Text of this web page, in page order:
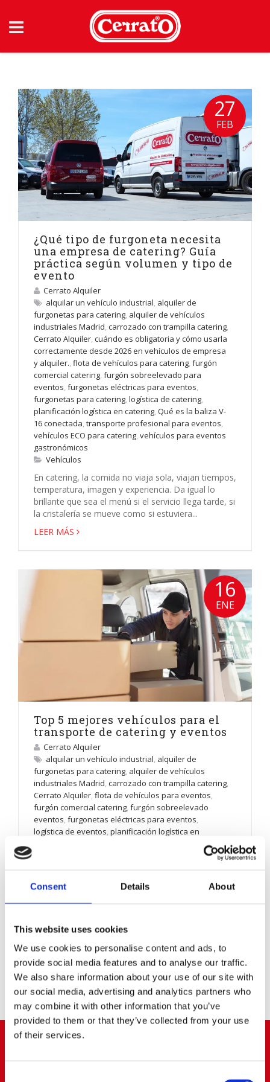
Consent Details About
This website uses cookies
We use cookies to personalise content and ads, to
provide social media features and to analyse our traffic.
We also share information about your use of our site with
our social media, advertising and analytics partners who
may combine it with other information that you’ve
provided to them or that they’ve collected from your use
of their services.
27
FEB
¿Qué tipo de furgoneta necesita
una empresa de catering? Guía
práctica según volumen y tipo de
evento
Cerrato Alquiler
alquilar un vehículo industrial, alquiler de
furgonetas para catering, alquiler de vehículos
industriales Madrid, carrozado con trampilla catering,
Cerrato Alquiler, cuándo es obligatoria y cómo usarla
correctamente desde 2026 en vehículos de empresa
y alquiler., flota de vehículos para catering, furgón
comercial catering, furgón sobreelevado para
eventos, furgonetas eléctricas para eventos,
furgonetas para catering, logística de catering,
planificación logística en catering, Qué es la baliza V-
16 conectada, transporte profesional para eventos,
vehículos ECO para catering, vehículos para eventos
gastronómicos
Vehículos
En catering, la comida no viaja sola, viajan tiempos,
temperatura, imagen y experiencia. Da igual lo
brillante que sea el menú si el servicio llega tarde, si
la cristalería se mueve como si estuviera...
LEER MÁS
16
ENE
Top 5 mejores vehículos para el
transporte de catering y eventos
Cerrato Alquiler
alquilar un vehículo industrial alquiler de
furgonetas para catering alquiler de vehículos
industriales Madrid carrozado con trampilla catering
Cerrato Alquiler flota de vehículos para eventos
furgón comercial catering furgón sobreelevado
eventos furgonetas eléctricas para eventos
logística de eventos planificación logística en
incompleto, el cliente recordará el fallo, no el
sabo...
LEER MÁS